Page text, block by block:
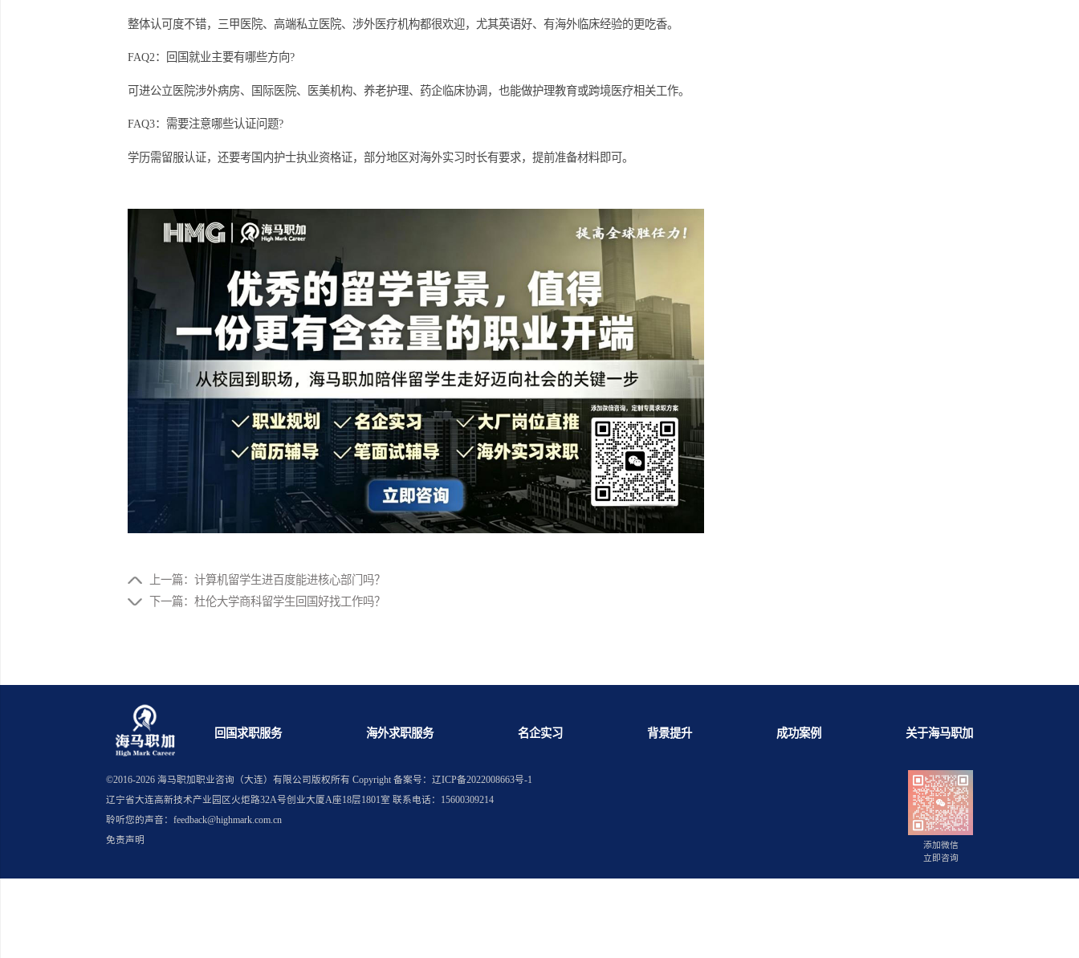
政策不断加强，提供了广阔的发展空间。
从职业发展角度来看，护理专业留学生的前景广阔，认可度稳定提升，是追求医疗护理事业的不二选择。
相关问答
FAQ1：护理专业留学生回国认可度高吗?
整体认可度不错，三甲医院、高端私立医院、涉外医疗机构都很欢迎，尤其英语好、有海外临床经验的更吃香。
可进公立医院涉外病房、国际医院、医美机构、养老护理、药企临床协调，也能做护理教育或跨境医疗相关工作。
FAQ3：需要注意哪些认证问题?
学历需留服认证，还要考国内护士执业资格证，部分地区对海外实习时长有要求，提前准备材料即可。
上一篇：计算机留学生进百度能进核心部门吗？
下一篇：杜伦大学商科留学生回国好找工作吗？